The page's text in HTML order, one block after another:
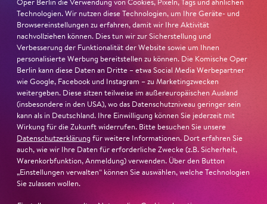
22. Juni 2026
Paradies und Abgrund
Oper Berlin die Verwendung von Cookies, Pixeln, Tags und ähnlichen
Technologien. Wir nutzen diese Technologien, um Ihre Geräte- und
Browsereinstellungen zu erfahren, damit wir Ihre Aktivität
nachvollziehen können. Dies tun wir zur Sicherstellung und
Verbesserung der Funktionalität der Website sowie um Ihnen
personalisierte Werbung bereitstellen zu können. Die Komische Oper
Berlin kann diese Daten an Dritte – etwa Social Media Werbepartner
wie Google, Facebook und Instagram – zu Marketingzwecken
weitergeben. Diese sitzen teilweise im außereuropäischen Ausland
(insbesondere in den USA), wo das Datenschutzniveau geringer sein
kann als in Deutschland. Ihre Einwilligung können Sie jederzeit mit
Wirkung für die Zukunft widerrufen. Bitte besuchen Sie unsere
Datenschutzerklärung für weitere Informationen. Dort erfahren Sie
auch, wie wir Ihre Daten für erforderliche Zwecke (z.B. Sicherheit,
Warenkorbfunktion, Anmeldung) verwenden. Über den Button
„Einstellungen verwalten“ können Sie auswählen, welche Technologien
Sie zulassen wollen.